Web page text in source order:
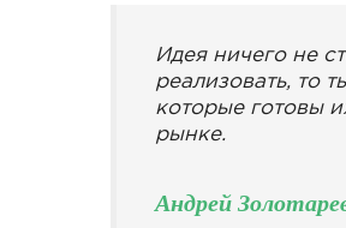
Идея ничего не
реализовать, то
которые готовы
рынке.
Андрей